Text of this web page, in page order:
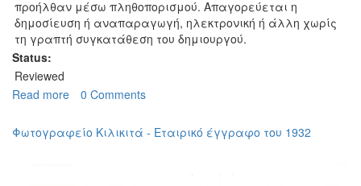
προήλθαν μέσω πληθοπορισμού. Απαγορεύεται η
δημοσίευση ή αναπαραγωγή, ηλεκτρονική ή άλλη χωρίς
τη γραπτή συγκατάθεση του δημιουργού.
Status:
Reviewed
Read more about
Κόκκινος
-
0 Comments
Φωτογραφείο Κιλικιτά - Εταιρικό έγγραφο του 1932